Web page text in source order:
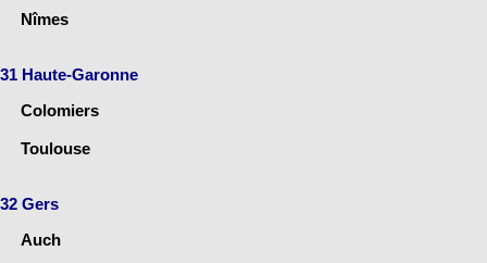
Nîmes
31 Haute-Garonne
Colomiers
Toulouse
32 Gers
Auch